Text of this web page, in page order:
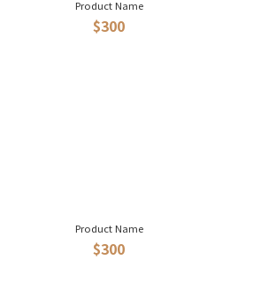
Product Name
$300
Product Name
$300